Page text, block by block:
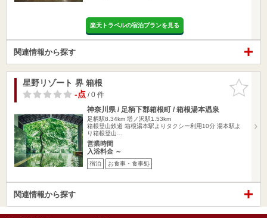
楽天トラベルの宿泊プランを見る
関連情報から探す
お気に入
りに追加
星野リゾート 界 箱根
-点/ 0 件
神奈川県 / 足柄下郡箱根町 / 箱根湯本温泉
足柄駅8.34km 塔ノ沢駅1.53km
箱根登山鉄道 箱根湯本駅よりタクシー利用10分 湯本駅よ
り箱根登山…
営業時間
入浴料金 ～
宿泊 お食事・食事処
関連情報から探す